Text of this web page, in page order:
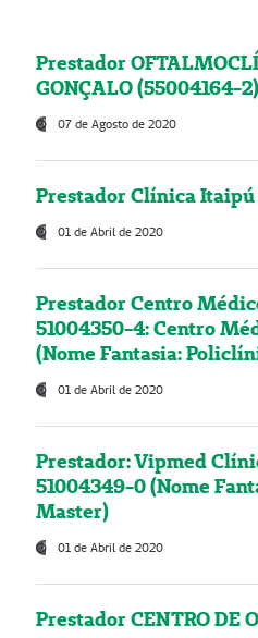
Prestador
GONÇALO (55004164-2)
07 de Agosto de 2020
Prestador Clínica
01 de Abril de 2020
Prestador Centro
51004350-4: Centro
(Nome Fantasia:
01 de Abril de 2020
Prestador: Vipmed
51004349-0 (Nome
Master)
01 de Abril de 2020
Prestador CENTRO DE